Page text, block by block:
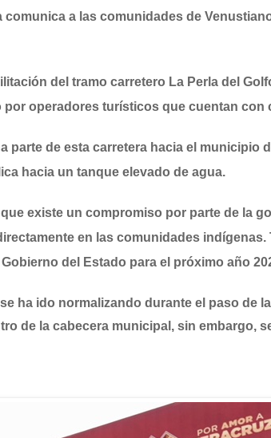
comunica a las comunidades de
del tramo carretero La Perla del
operadores turísticos que cuentan con
parte de esta carretera hacia el municipio
hacia un tanque elevado de agua.
existe un compromiso por parte de la
en las comunidades
del Estado para el próximo año
ha ido normalizando durante el paso de
de la cabecera municipal, sin embargo,